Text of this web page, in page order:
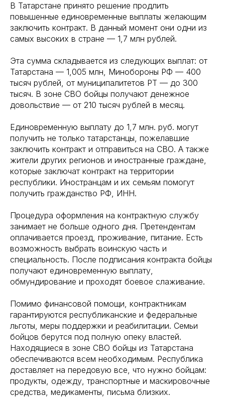
В Татарстане принято решение продлить
повышенные единовременные выплаты желающим
заключить контракт. В данный момент они одни из
самых высоких в стране — 1,7 млн рублей.
Эта сумма складывается из следующих выплат: от
Татарстана — 1,005 млн, Минобороны РФ — 400
тысяч рублей, от муниципалитетов РТ — до 300
тысяч. В зоне СВО бойцы получают денежное
довольствие — от 210 тысяч рублей в месяц.
Единовременную выплату до 1,7 млн. руб. могут
получить не только татарстанцы, пожелавшие
заключить контракт и отправиться на СВО. А также
жители других регионов и иностранные граждане,
которые заключат контракт на территории
республики. Иностранцам и их семьям помогут
получить гражданство РФ, ИНН.
Процедура оформления на контрактную службу
занимает не больше одного дня. Претендентам
оплачивается проезд, проживание, питание. Есть
возможность выбрать воинскую часть и
специальность. После подписания контракта бойцы
получают единовременную выплату,
обмундирование и проходят боевое слаживание.
Помимо финансовой помощи, контрактникам
гарантируются республиканские и федеральные
льготы, меры поддержки и реабилитации. Семьи
бойцов берутся под полную опеку властей.
Находящиеся в зоне СВО бойцы из Татарстана
обеспечиваются всем необходимым. Республика
доставляет на передовую все, что нужно бойцам:
продукты, одежду, транспортные и маскировочные
средства, медикаменты, письма близких.